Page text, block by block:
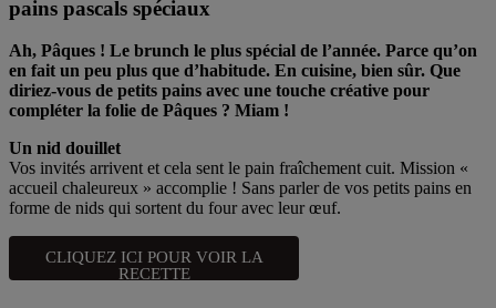
pains pascals spéciaux
Ah, Pâques ! Le brunch le plus spécial de l’année. Parce qu’on
en fait un peu plus que d’habitude. En cuisine, bien sûr. Que
diriez-vous de petits pains avec une touche créative pour
compléter la folie de Pâques ? Miam !
Un nid douillet
Vos invités arrivent et cela sent le pain fraîchement cuit. Mission «
accueil chaleureux » accomplie ! Sans parler de vos petits pains en
forme de nids qui sortent du four avec leur œuf.
CLIQUEZ ICI POUR VOIR LA
RECETTE